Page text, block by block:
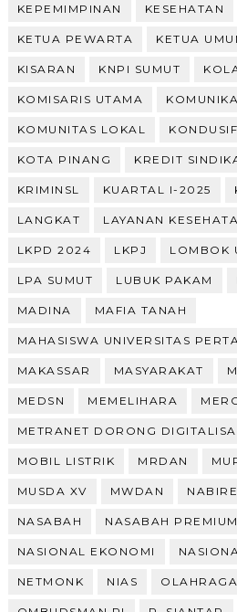
KEPEMIMPINAN KESEHATAN
KETUA PEWARTA KETUA
KISARAN KNPI SUMUT
KOMISARIS UTAMA
KOMUNITAS LOKAL KONDUSIF
KOTA PINANG KREDIT
KRIMINSL KUARTAL I-2025
LANGKAT LAYANAN
LKPD 2024 LKPJ LOMBOK
LPA SUMUT LUBUK PAKAM
MADINA MAFIA TANAH
MAHASISWA UNIVERSITAS
MAKASSAR MASYARAKAT
MEDSN MEMELIHARA
METRANET DORONG
MOBIL LISTRIK MRDAN
MUSDA XV MWDAN NABIRE
NASABAH NASABAH PREMIUM
NASIONAL EKONOMI
NETMONK NIAS OLAHRAGA